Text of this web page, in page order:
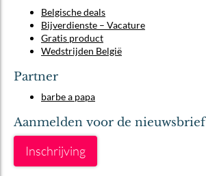
Belgische deals
Bijverdienste – Vacature
Gratis product
Wedstrijden België
Partner
barbe a papa
Aanmelden voor de nieuwsbrief
Inschrijving